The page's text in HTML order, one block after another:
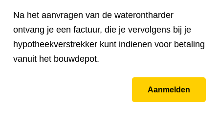
Na het aanvragen van de waterontharder
ontvang je een factuur, die je vervolgens bij je
hypotheekverstrekker kunt indienen voor betaling
vanuit het bouwdepot.
Aanmelden